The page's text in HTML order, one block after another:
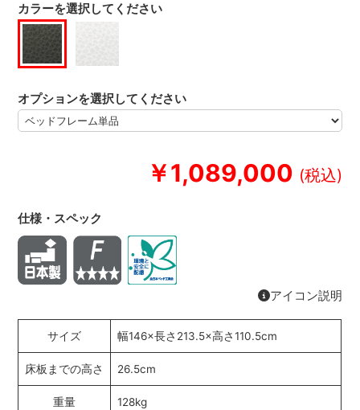
￥1,089,000
カラーを選択してください
オプションを選択してください
仕様・スペック
アイコン説明
サイズ 幅146×長さ213.5×高さ110.5cm
床板までの高さ 26.5cm
重量 128kg